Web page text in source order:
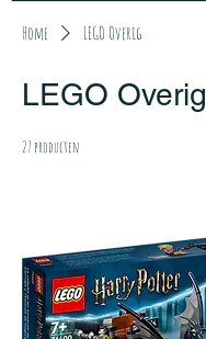
Home LEGO Overig
LEGO Overig
27 producten